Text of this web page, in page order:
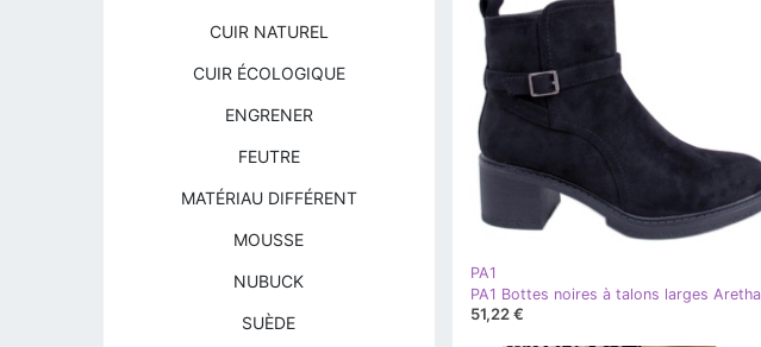
PA1
PA1 Bottes noires à talons larges Aretha
51,22 €
CUIR NATUREL
CUIR ÉCOLOGIQUE
ENGRENER
FEUTRE
MATÉRIAU DIFFÉRENT
MOUSSE
NUBUCK
SUÈDE